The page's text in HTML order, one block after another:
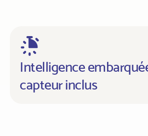
Intelligence
capteur inclus